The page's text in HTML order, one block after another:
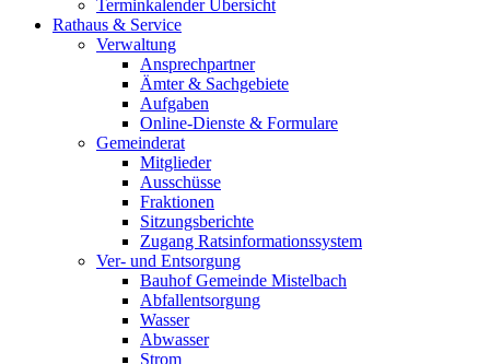
Terminkalender Übersicht
Rathaus & Service
Verwaltung
Ansprechpartner
Ämter & Sachgebiete
Aufgaben
Online-Dienste & Formulare
Gemeinderat
Mitglieder
Ausschüsse
Fraktionen
Sitzungsberichte
Zugang Ratsinformationssystem
Ver- und Entsorgung
Bauhof Gemeinde Mistelbach
Abfallentsorgung
Wasser
Abwasser
Strom